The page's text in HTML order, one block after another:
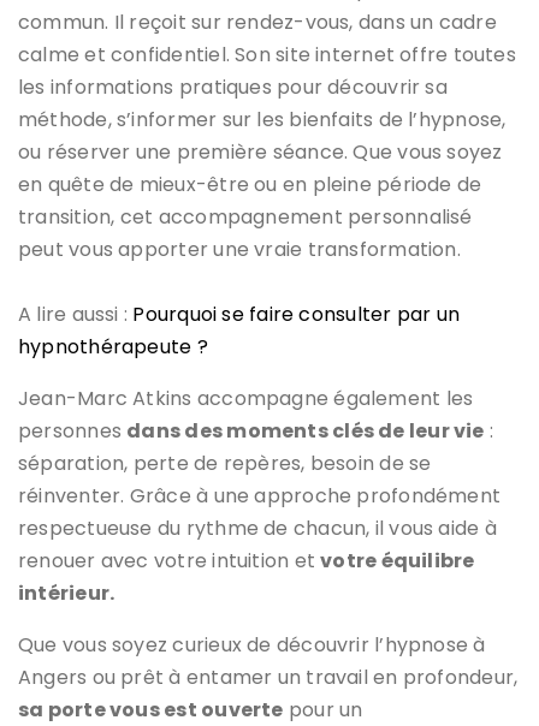
commun. Il reçoit sur rendez-vous, dans un cadre
calme et confidentiel. Son site internet offre toutes
les informations pratiques pour découvrir sa
méthode, s’informer sur les bienfaits de l’hypnose,
ou réserver une première séance. Que vous soyez
en quête de mieux-être ou en pleine période de
transition, cet accompagnement personnalisé
peut vous apporter une vraie transformation.
A lire aussi : Pourquoi se faire consulter par un
hypnothérapeute ?
Jean-Marc Atkins accompagne également les
personnes dans des moments clés de leur vie :
séparation, perte de repères, besoin de se
réinventer. Grâce à une approche profondément
respectueuse du rythme de chacun, il vous aide à
renouer avec votre intuition etvotre équilibre
intérieur.
Que vous soyez curieux de découvrir l’hypnose à
Angers ou prêt à entamer un travail en profondeur,
sa porte vous est ouverte pour un